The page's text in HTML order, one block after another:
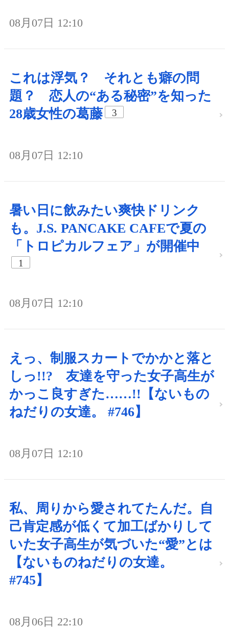
08月07日 12:10
これは浮気？ それとも癖の問
題？ 恋人の“ある秘密”を知った
28歳女性の葛藤
3
08月07日 12:10
暑い日に飲みたい爽快ドリンク
も。J.S. PANCAKE CAFEで夏の
「トロピカルフェア」が開催中
1
08月07日 12:10
えっ、制服スカートでかかと落と
しっ!!? 友達を守った女子高生が
かっこ良すぎた……!!【ないもの
ねだりの女達。 #746】
08月07日 12:10
私、周りから愛されてたんだ。自
己肯定感が低くて加工ばかりして
いた女子高生が気づいた“愛”とは
【ないものねだりの女達。
#745】
08月06日 22:10